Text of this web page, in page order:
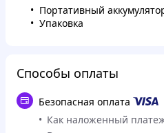
Портативный
Упаковка
Способы оплаты
Безопасная оплата
Как наложенный